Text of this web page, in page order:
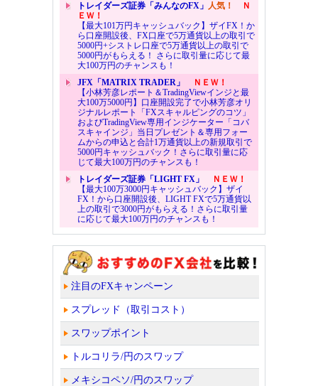
トレイダーズ証券「みんなのFX」 人気！
Ｎ
ＥＷ！
【最大101万円キャッシュバック】ザイFX！か
ら口座開設後、FX口座で5万通貨以上の取引で
5000円+シストレ口座で5万通貨以上の取引で
5000円がもらえる！ さらに取引量に応じて最
大100万円のチャンスも！
JFX「MATRIX TRADER」
ＮＥＷ！
【小林芳彦レポート＆TradingViewインジと最
大100万5000円】口座開設完了で小林芳彦オリ
ジナルレポート「FXスキャルピングのコツ」
およびTradingView専用インジケーター「コバ
スキャインジ」当日プレゼント＆専用フォー
ムからの申込と合計1万通貨以上の新規取引で
5000円キャッシュバック！さらに取引量に応
じて最大100万円のチャンスも！
トレイダーズ証券「LIGHT FX」
ＮＥＷ！
【最大100万3000円キャッシュバック】ザイ
FX！から口座開設後、LIGHT FXで5万通貨以
上の取引で3000円がもらえる！さらに取引量
に応じて最大100万円のチャンスも！
注目のFXキャンペーン
スプレッド（取引コスト）
スワップポイント
トルコリラ/円のスワップ
メキシコペソ/円のスワップ